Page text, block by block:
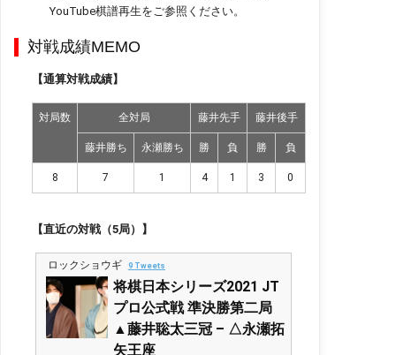
YouTube棋譜再生をご参照ください。
対戦成績MEMO
【通算対戦成績】
対局数 全対局 藤井先手 藤井後手
藤井勝ち 永瀬勝ち 勝 負 勝 負
8 7 1 4 1 3 0
【直近の対戦（5局）】
ロックショウギ 9 Tweets
将棋日本シリーズ2021 JT
プロ公式戦 準決勝第二局
▲藤井聡太三冠 – △永瀬拓
矢王座